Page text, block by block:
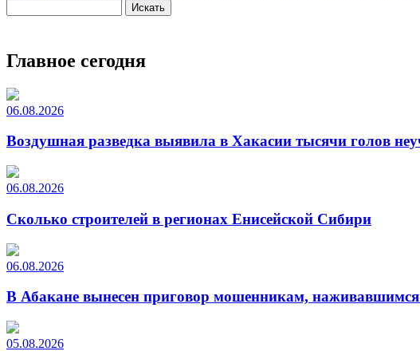
Главное сегодня
06.08.2026
Воздушная разведка выявила в Хакасии тысячи голов
06.08.2026
Сколько строителей в регионах Енисейской Сибири
06.08.2026
В Абакане вынесен приговор мошенникам,
05.08.2026